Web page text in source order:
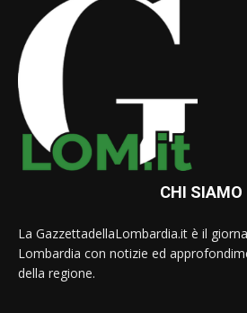
CHI SIAMO
La GazzettadellaLombardia.it è il
Lombardia con notizie ed
della regione.